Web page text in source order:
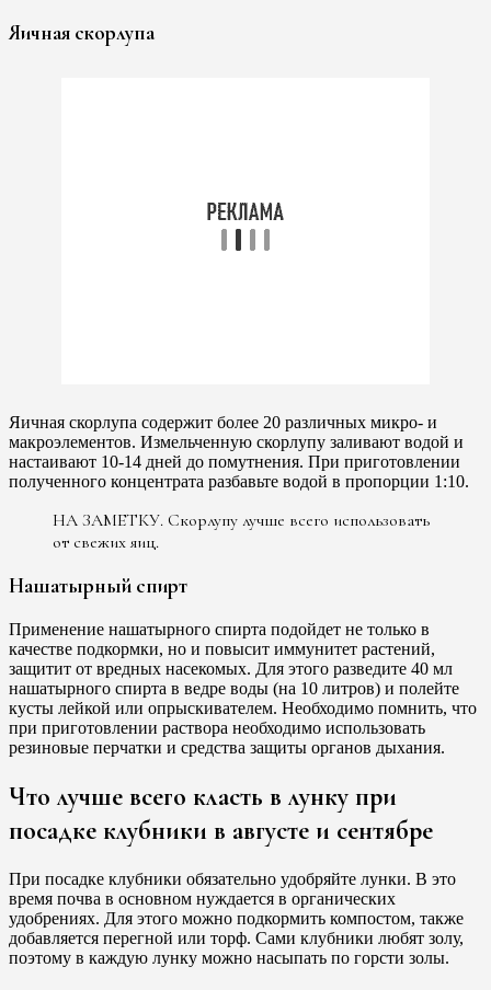
Яичная скорлупа
Яичная скорлупа содержит более 20 различных микро- и
макроэлементов. Измельченную скорлупу заливают водой и
настаивают 10-14 дней до помутнения. При приготовлении
полученного концентрата разбавьте водой в пропорции 1:10.
НА ЗАМЕТКУ. Скорлупу лучше всего использовать
от свежих яиц.
Нашатырный спирт
Применение нашатырного спирта подойдет не только в
качестве подкормки, но и повысит иммунитет растений,
защитит от вредных насекомых. Для этого разведите 40 мл
нашатырного спирта в ведре воды (на 10 литров) и полейте
кусты лейкой или опрыскивателем. Необходимо помнить, что
при приготовлении раствора необходимо использовать
резиновые перчатки и средства защиты органов дыхания.
Что лучше всего класть в лунку при
посадке клубники в августе и сентябре
При посадке клубники обязательно удобряйте лунки. В это
время почва в основном нуждается в органических
удобрениях. Для этого можно подкормить компостом, также
добавляется перегной или торф. Сами клубники любят золу,
поэтому в каждую лунку можно насыпать по горсти золы.